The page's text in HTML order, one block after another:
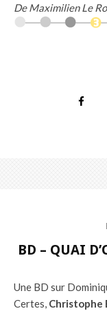
De Maximilien Le
BD – QUAI
Une BD sur
Certes, Christophe